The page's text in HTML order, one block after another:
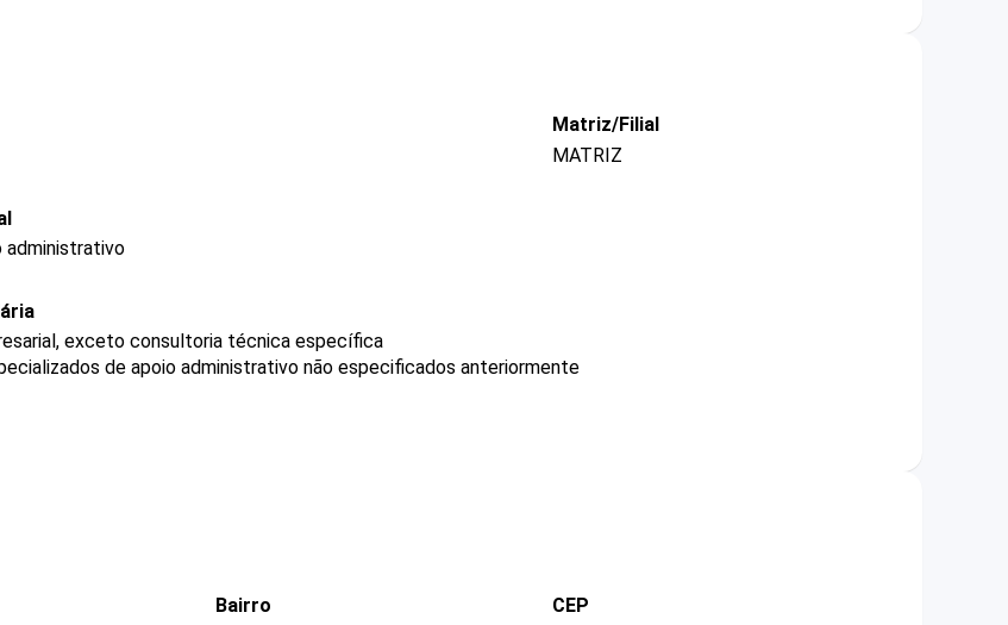
Matriz/Filial
MATRIZ
administrativo
exceto consultoria técnica específica
de apoio administrativo não especificados anteriormente
Bairro
CEP